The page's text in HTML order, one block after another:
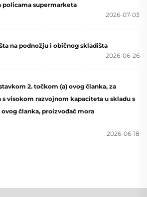
policama supermarketa
2026-07-03
na podnožju i običnog skladišta
2026-06-26
2. točkom (a) ovog članka, za
visokom razvojnom kapaciteta u skladu s
članka, proizvođač mora
2026-06-18